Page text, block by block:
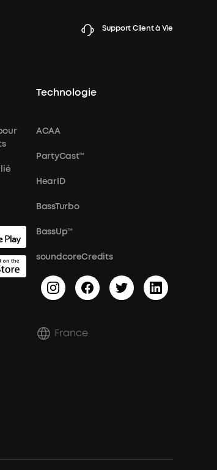
Support Client à Vie
Technologie
ACAA
PartyCast™
HearID
BassTurbo
BassUp™
soundcoreCredits
France